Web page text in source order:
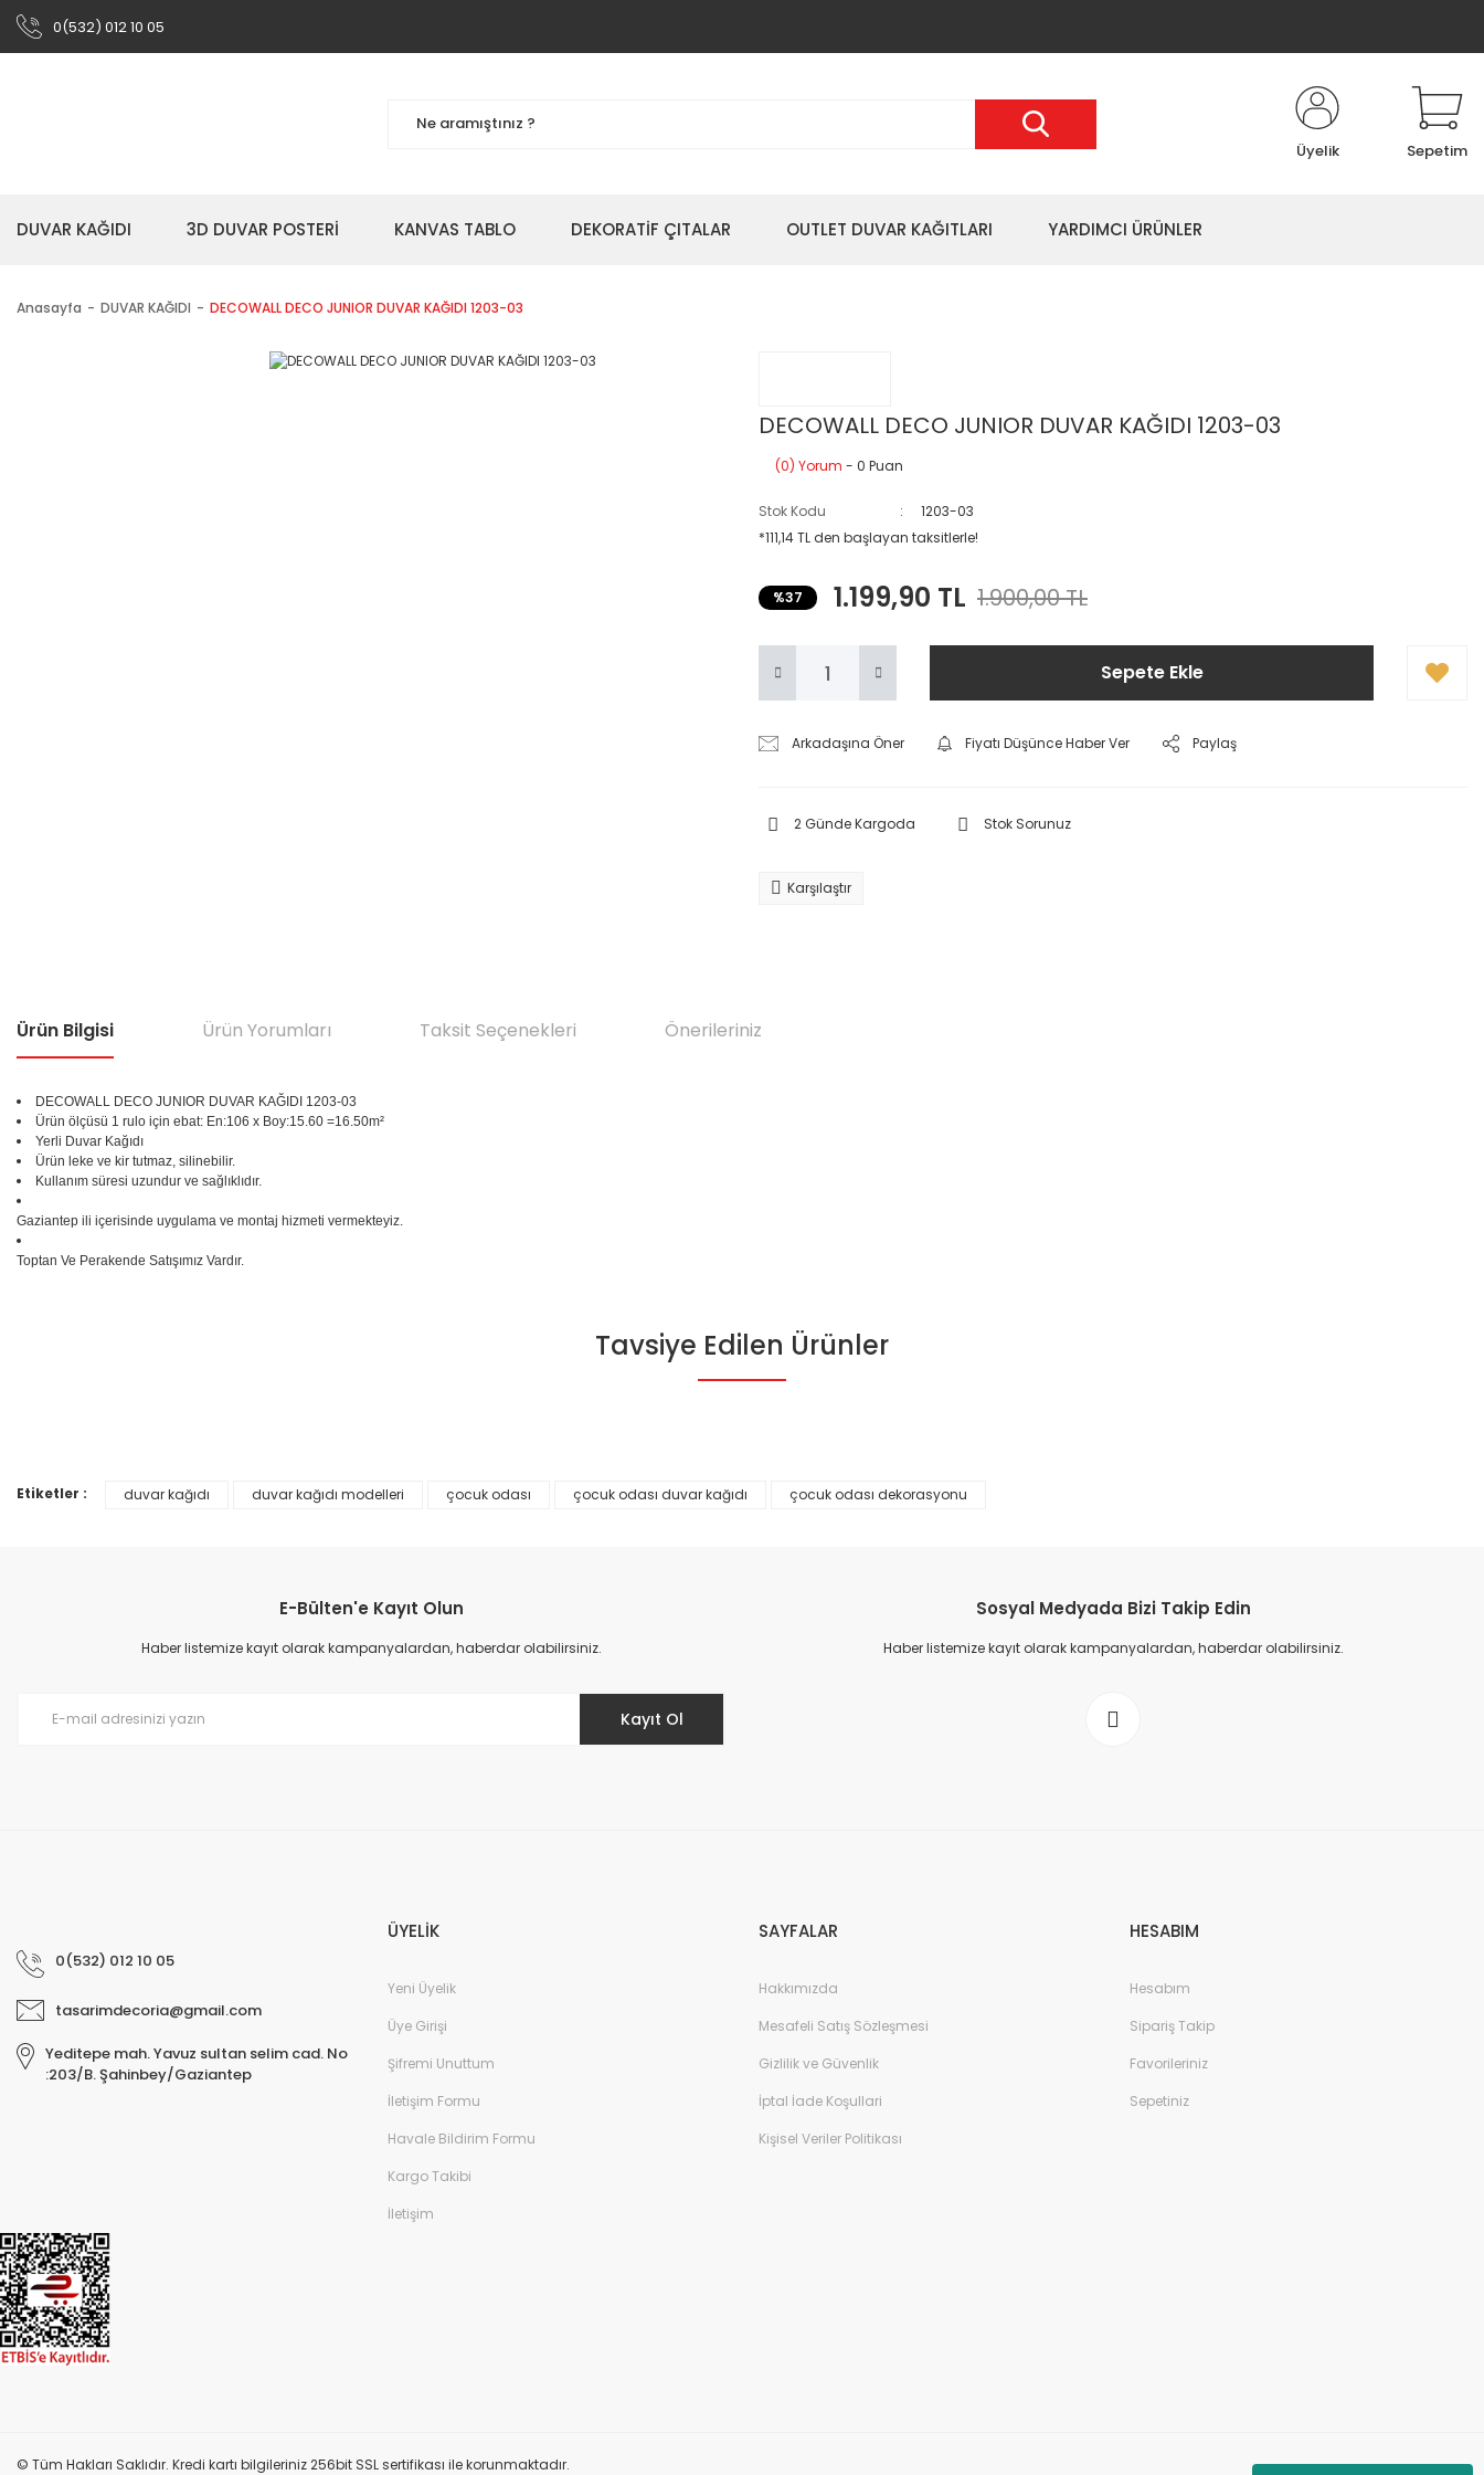
0(532) 012 10 05
Üyelik Sepetim
DUVAR KAĞIDI 3D DUVAR POSTERİ KANVAS TABLO DEKORATİF ÇITALAR OUTLET DUVAR KAĞITLARI YARDIMCI ÜRÜNLER
Anasayfa DUVAR KAĞIDI DECOWALL DECO JUNIOR DUVAR KAĞIDI 1203-03
DECOWALL DECO JUNIOR DUVAR KAĞIDI 1203-03
(0) Yorum - 0 Puan
Stok Kodu
1203-03
*111,14 TL den başlayan taksitlerle!
%37 1.199,90 TL 1.900,00 TL
Sepete Ekle
Arkadaşına Öner Fiyatı Düşünce Haber Ver Paylaş
2 Günde Kargoda Stok Sorunuz
Karşılaştır
Ürün Bilgisi Ürün Yorumları Taksit Seçenekleri Önerileriniz
DECOWALL DECO JUNIOR DUVAR KAĞIDI 1203-03
Ürün ölçüsü 1 rulo için ebat: En:106 x Boy:15.60 =16.50m²
Yerli Duvar Kağıdı
Ürün leke ve kir tutmaz, silinebilir.
Kullanım süresi uzundur ve sağlıklıdır.
Gaziantep ili içerisinde uygulama ve montaj hizmeti vermekteyiz.
Toptan Ve Perakende Satışımız Vardır.
Bu ürüne ilk yorumu siz yapın!
Bu ürünün fiyat bilgisi, resim, ürün açıklamalarında ve diğer konularda yetersiz gördüğünüz noktaları öneri formunu kullanarak tarafımıza iletebilirsiniz.
Ürün bilgilerinde hatalar bulunuyor.
Gönder
Tavsiye Edilen Ürünler
Etiketler : duvar kağıdı duvar kağıdı modelleri çocuk odası çocuk odası duvar kağıdı çocuk odası dekorasyonu
E-Bülten'e Kayıt Olun
Haber listemize kayıt olarak kampanyalardan, haberdar olabilirsiniz.
Kayıt Ol
Sosyal Medyada Bizi Takip Edin
Haber listemize kayıt olarak kampanyalardan, haberdar olabilirsiniz.
0(532) 012 10 05
tasarimdecoria@gmail.com
Yeditepe mah. Yavuz sultan selim cad. No
:203/B. Şahinbey/Gaziantep
ÜYELİK
Yeni Üyelik
Üye Girişi
Şifremi Unuttum
İletişim Formu
Havale Bildirim Formu
Kargo Takibi
İletişim
SAYFALAR
Hakkımızda
Mesafeli Satış Sözleşmesi
Gizlilik ve Güvenlik
İptal İade Koşullari
Kişisel Veriler Politikası
HESABIM
Hesabım
Sipariş Takip
Favorileriniz
Sepetiniz
© Tüm Hakları Saklıdır. Kredi kartı bilgileriniz 256bit SSL sertifikası ile korunmaktadır.